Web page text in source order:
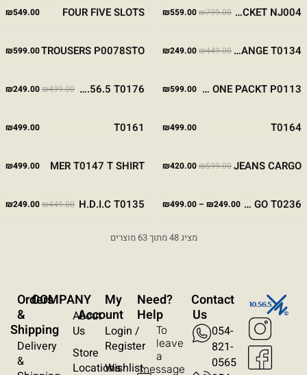
מבצע
STONE
NYL JACKET NJ004
₪799.00
₪559.00
BLACK
STONE
FOUR FIVE SLOTS
₪549.00
מבצע
BLACK
BLUE
DREAM CHANGE T0134
₪449.00
₪249.00
STONE
TROUSERS P0078STO
₪599.00
BLACK
STONE
YN ONE PACKT P0113
₪599.00
מבצע
BLACK
BROWN
DAVID 10.56.5 T0176
₪499.00
₪249.00
BLACK
T0164
₪499.00
T0161
₪499.00
מבצע
BLUE
JEANS CARGO
₪599.00
₪420.00
BLACK
WHITE
KHAKI
STONE
MER T0147 T SHIRT
₪499.00
מבצע
BLACK
WHITE
STONE DAV GO T0236
₪249.00
–
₪499.00
מבצע
BLACK
BROWNH.D.I.C T0135
₪449.00
₪249.00
מציג 48 מתוך 63 מוצרים
?Need
Help
To
leave
a
message
Contact
Us
054-
821-
0565
Orders
&
Shipping
Delivery
&
My
Account
Login /
Register
Wishlist
COMPANY
About
Us
Store
Locations
כלי נגישות
A-
100%
גווני אפור
רגיל
ניגודיות גבוהה
רקע בהיר
פונט קריא
עצירת אנימציות
ריווח טקסט